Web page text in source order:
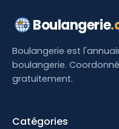
Boulangerie
Boulangerie est
boulangerie.
gratuitement.
Catégories